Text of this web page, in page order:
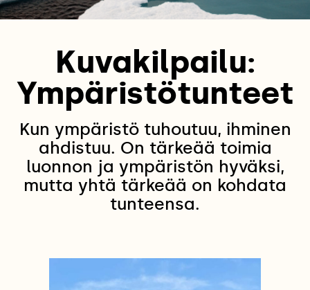
Kuvakilpailu:
Ympäristötunteet
Kun ympäristö tuhoutuu, ihminen
ahdistuu. On tärkeää toimia
luonnon ja ympäristön hyväksi,
mutta yhtä tärkeää on kohdata
tunteensa.